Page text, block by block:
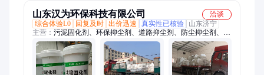
山东汉为环保科技有限公司
洽谈
综合体验L0
回复及时 出价迅速 真实性已核验
山东济宁
主营： 污泥固化剂、环保抑尘剂、道路抑尘剂、防尘抑尘剂、土
壤固化剂、路面保湿抑尘剂、土壤硬化材料